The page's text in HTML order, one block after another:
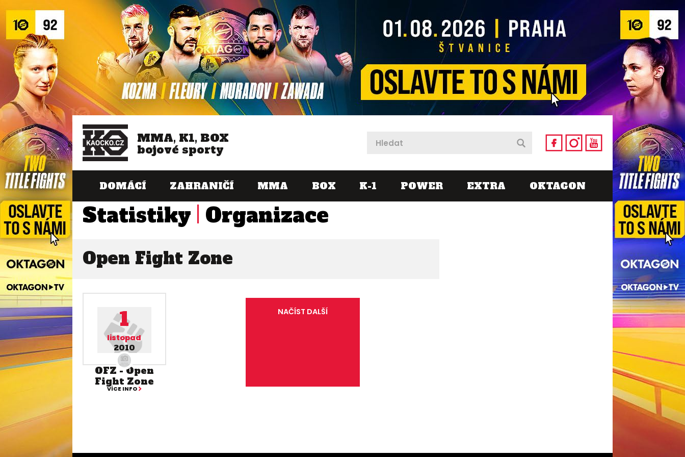
MMA, K1, BOX
bojové sporty
DOMÁCÍ ZAHRANIČÍ MMA BOX K-1 POWER EXTRA OKTAGON
Statistiky Organizace
Open Fight Zone
1
listopad
2010
OFZ - Open
Fight Zone
VÍCE INFO
NAČÍST DALŠÍ